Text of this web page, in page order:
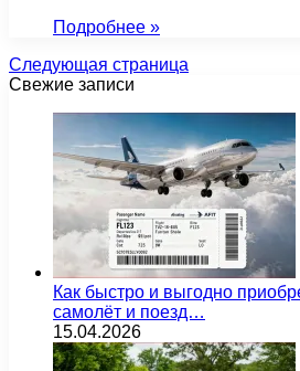
Подробнее »
Следующая страница
Свежие записи
Как быстро и выгодно
самолёт и поезд…
15.04.2026